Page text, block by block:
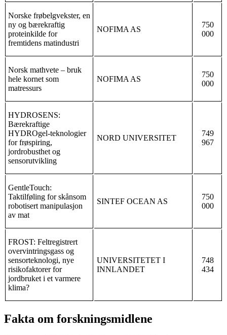
Norske frøbelgvekster, en
ny og bærekraftig
proteinkilde for
fremtidens matindustri
NOFIMA AS
750
000
Norsk mathvete – bruk
hele kornet som
matressurs
NOFIMA AS
750
000
HYDROSENS:
Bærekraftige
HYDROgel-teknologier
for frøspiring,
jordrobusthet og
sensorutvikling
NORD UNIVERSITET
749
967
GentleTouch:
Taktilføling for skånsom
robotisert manipulasjon
av mat
SINTEF OCEAN AS
750
000
FROST: Feltregistrert
overvintringsgass og
sensorteknologi, nye
risikofaktorer for
jordbruket i et varmere
klima?
UNIVERSITETET I
INNLANDET
748
434
Fakta om forskningsmidlene